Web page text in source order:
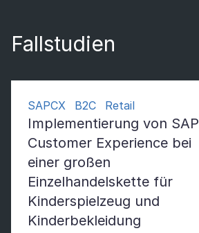
Fallstudien
SAPCX B2C Retail
Implementierung von SAP
Customer Experience bei
einer großen
Einzelhandelskette für
Kinderspielzeug und
Kinderbekleidung